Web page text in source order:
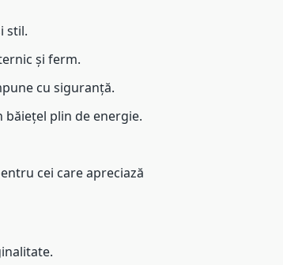
stil.
și ferm.
cu siguranță.
plin de energie.
cei care apreciază